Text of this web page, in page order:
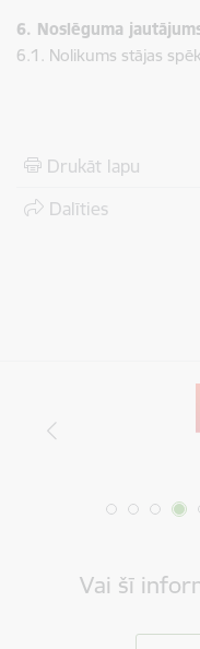
6. Noslēguma
6.1. Nolikums stājas
Drukāt lapu
Dalīties
Vai šī